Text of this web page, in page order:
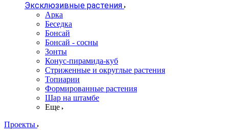
Эксклюзивные растения
Арка
Беседка
Бонсай
Бонсай - сосны
Зонты
Конус-пирамида-куб
Стриженные и округлые растения
Топиарии
Формированные растения
Шар на штамбе
Еще
Проекты